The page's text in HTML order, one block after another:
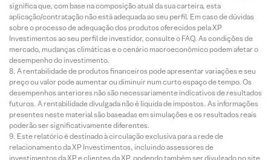
significa que, com base na composição atual da sua carteira, esta
aplicação/contratação não está adequada ao seu perfil. Em caso de dúvidas
sobre o processo de adequação dos produtos oferecidos pela XP
Investimentos ao seu perfil de investidor, consulte o FAQ. As condições de
mercado, mudanças climáticas e o cenário macroeconômico podem afetar o
desempenho do investimento.
A rentabilidade de produtos financeiros pode apresentar variações e seu
preço ou valor pode aumentar ou diminuir num curto espaço de tempo. Os
desempenhos anteriores não são necessariamente indicativos de resultados
futuros. A rentabilidade divulgada não é líquida de impostos. As informações
presentes neste material são baseadas em simulações e os resultados reais
poderão ser significativamente diferentes.
Este relatório é destinado à circulação exclusiva para a rede de
relacionamento da XP Investimentos, incluindo assessores de
investimentos da XP e clientes da XP, podendo também ser divulgado no site